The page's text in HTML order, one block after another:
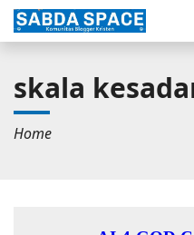
skala
Home